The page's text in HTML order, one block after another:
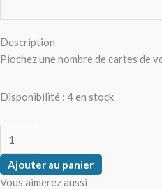
Description
Piochez une nombre de cartes de
Disponibilité : 4 en stock
Ajouter au panier
Vous aimerez aussi